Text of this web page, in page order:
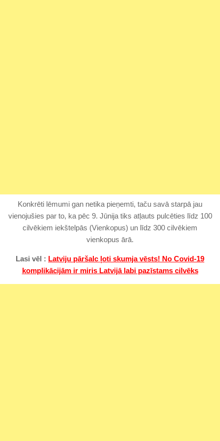
Konkrēti lēmumi gan netika pieņemti, taču savā starpā jau
vienojušies par to, ka pēc 9. Jūnija tiks atļauts pulcēties līdz 100
cilvēkiem iekštelpās (Vienkopus) un līdz 300 cilvēkiem
vienkopus ārā.
Lasi vēl : Latviju pāršalc ļoti skumja vēsts! No Covid-19
komplikācijām ir miris Latvijā labi pazīstams cilvēks